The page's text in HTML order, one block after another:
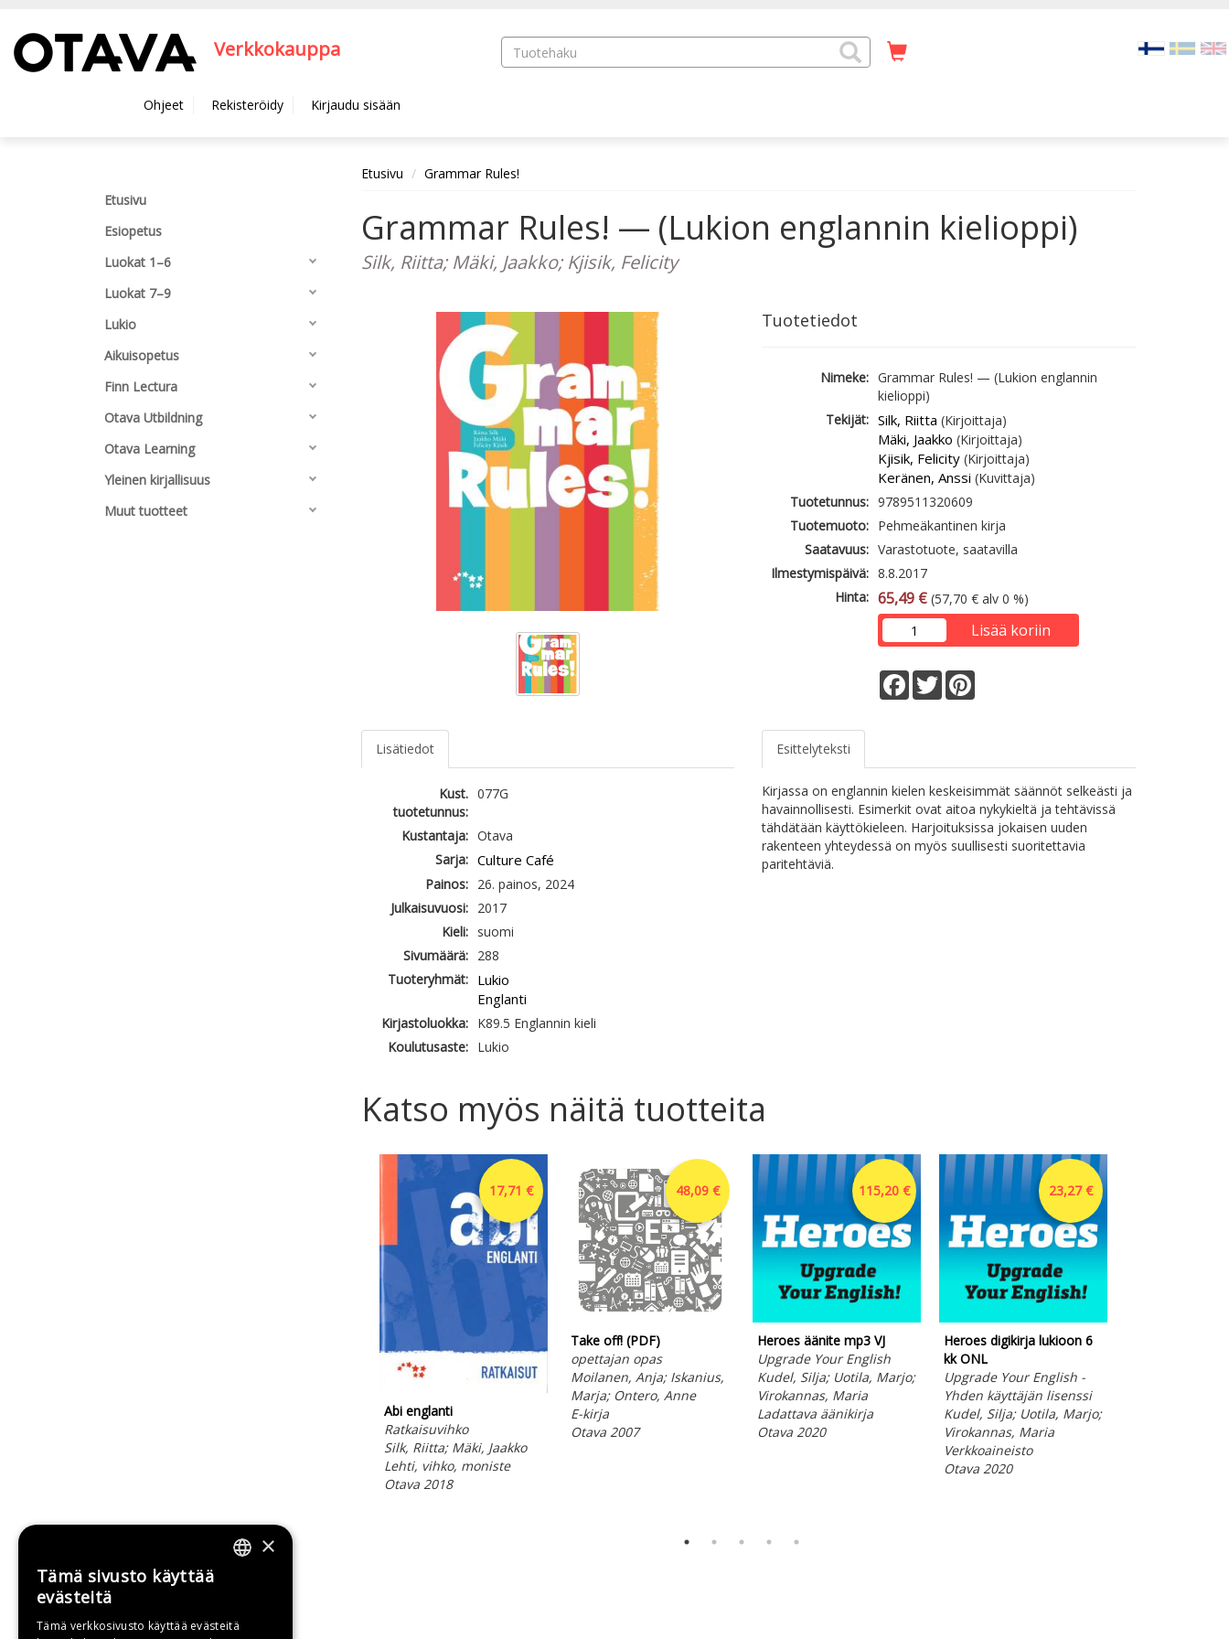
Verkkokauppa
Ohjeet Rekisteröidy Kirjaudu sisään
Etusivu
Esiopetus
Luokat 1–6
Luokat 7–9
Lukio
Aikuisopetus
Finn Lectura
Otava Utbildning
Otava Learning
Yleinen kirjallisuus
Muut tuotteet
Etusivu Grammar Rules!
Grammar Rules! — (Lukion englannin kielioppi)
Silk, Riitta; Mäki, Jaakko; Kjisik, Felicity
Tuotetiedot
Nimeke: Grammar Rules! — (Lukion englannin
kielioppi)
Tekijät: Silk, Riitta (Kirjoittaja)
Mäki, Jaakko (Kirjoittaja)
Kjisik, Felicity (Kirjoittaja)
Keränen, Anssi (Kuvittaja)
Tuotetunnus: 9789511320609
Tuotemuoto: Pehmeäkantinen kirja
Saatavuus: Varastotuote, saatavilla
Ilmestymispäivä: 8.8.2017
Hinta: 65,49 € (57,70 € alv 0 %)
Lisää koriin
Facebook
Twitter
Lisätiedot
Kust.
tuotetunnus:
077G
Kustantaja: Otava
Sarja: Culture Café
Painos:
26. painos, 2024
Julkaisuvuosi:
2017
Kieli:
suomi
Sivumäärä:
288
Tuoteryhmät:
Lukio
Englanti
Kirjastoluokka:
K89.5 Englannin kieli
Koulutusaste:
Lukio
Esittelyteksti
Kirjassa on englannin kielen keskeisimmät säännöt selkeästi ja
havainnollisesti. Esimerkit ovat aitoa nykykieltä ja tehtävissä
tähdätään käyttökieleen. Harjoituksissa jokaisen uuden
rakenteen yhteydessä on myös suullisesti suoritettavia
paritehtäviä.
Katso myös näitä tuotteita
17,71 €
Abi englanti
Ratkaisuvihko
Silk, Riitta; Mäki, Jaakko
Lehti, vihko, moniste
Otava 2018
48,09 €
Take off! (PDF)
opettajan opas
Moilanen, Anja; Iskanius,
Marja; Ontero, Anne
E-kirja
Otava 2007
115,20 €
Heroes äänite mp3 VJ
Upgrade Your English
Kudel, Silja; Uotila, Marjo;
Virokannas, Maria
Ladattava äänikirja
Otava 2020
23,27 €
Heroes digikirja lukioon 6
kk ONL
Upgrade Your English -
Yhden käyttäjän lisenssi
Kudel, Silja; Uotila, Marjo;
Virokannas, Maria
Verkkoaineisto
Otava 2020
×
Tämä sivusto käyttää
evästeitä
Tämä verkkosivusto käyttää evästeitä